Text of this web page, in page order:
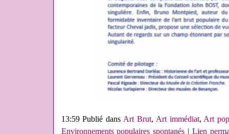
13:59 Publié dansArt Brut, Art immédiat,Art
Environnements populaires spontanés | Lien